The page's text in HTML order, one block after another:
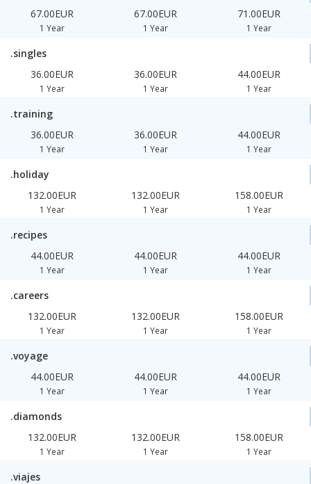
67.00EUR
1 Year
67.00EUR
1 Year
71.00EUR
1 Year
.singles
36.00EUR
1 Year
36.00EUR
1 Year
44.00EUR
1 Year
.training
36.00EUR
1 Year
36.00EUR
1 Year
44.00EUR
1 Year
.holiday
132.00EUR
1 Year
132.00EUR
1 Year
158.00EUR
1 Year
.recipes
44.00EUR
1 Year
44.00EUR
1 Year
44.00EUR
1 Year
.careers
132.00EUR
1 Year
132.00EUR
1 Year
158.00EUR
1 Year
.voyage
44.00EUR
1 Year
44.00EUR
1 Year
44.00EUR
1 Year
.diamonds
132.00EUR
1 Year
132.00EUR
1 Year
158.00EUR
1 Year
.viajes